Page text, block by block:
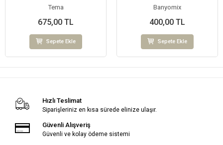
Tema
675,00 TL
Sepete Ekle
Banyomix
400,00 TL
Sepete Ekle
Hızlı Teslimat
Siparişleriniz en kısa sürede elinize ulaşır.
Güvenli Alışveriş
Güvenli ve kolay ödeme sistemi